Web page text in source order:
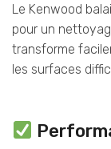
Le Kenwood
pour un
transforme
les surfaces